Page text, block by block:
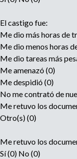
El castigo fue:
Me dio más horas de
Me dio menos horas
Me dio tareas más
Me amenazó (0)
Me despidió (0)
No me contrató de
Me retuvo los
Otro(s) (0)
Me retuvo los
Sí (0) No (0)